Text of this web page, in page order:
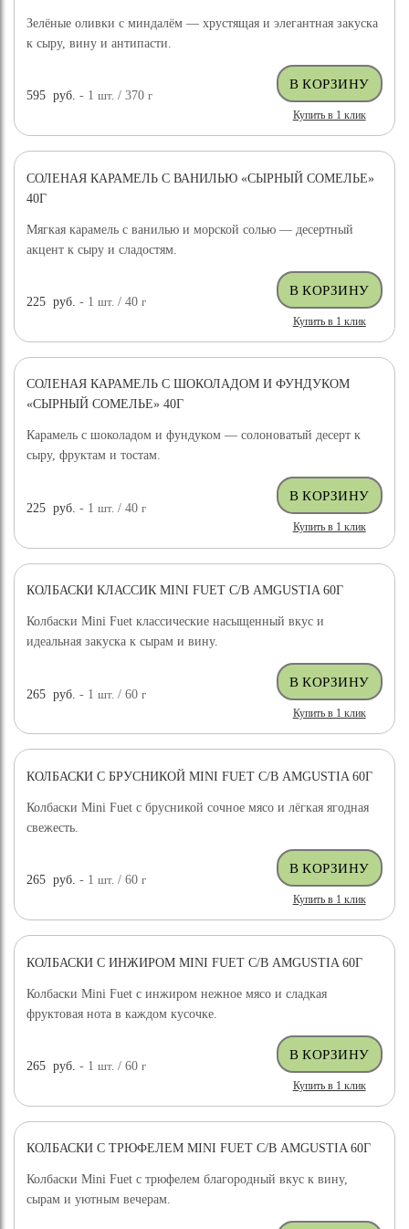
Зелёные оливки с миндалём — хрустящая и элегантная закуска
к сыру, вину и антипасти.
595 руб. - 1шт. / 370г
Купить в 1 клик
СОЛЕНАЯ КАРАМЕЛЬ С ВАНИЛЬЮ «СЫРНЫЙ СОМЕЛЬЕ»
40Г
Мягкая карамель с ванилью и морской солью — десертный
акцент к сыру и сладостям.
225 руб. - 1шт. / 40г
Купить в 1 клик
СОЛЕНАЯ КАРАМЕЛЬ С ШОКОЛАДОМ И ФУНДУКОМ
«СЫРНЫЙ СОМЕЛЬЕ» 40Г
Карамель с шоколадом и фундуком — солоноватый десерт к
сыру, фруктам и тостам.
225 руб. - 1шт. / 40г
Купить в 1 клик
КОЛБАСКИ КЛАССИК MINI FUET С/В AMGUSTIA 60Г
Колбаски Mini Fuet классические насыщенный вкус и
идеальная закуска к сырам и вину.
265 руб. - 1шт. / 60г
Купить в 1 клик
КОЛБАСКИ С БРУСНИКОЙ MINI FUET С/В AMGUSTIA 60Г
Колбаски Mini Fuet с брусникой сочное мясо и лёгкая ягодная
свежесть.
265 руб. - 1шт. / 60г
Купить в 1 клик
КОЛБАСКИ С ИНЖИРОМ MINI FUET С/В AMGUSTIA 60Г
Колбаски Mini Fuet с инжиром нежное мясо и сладкая
фруктовая нота в каждом кусочке.
265 руб. - 1шт. / 60г
Купить в 1 клик
КОЛБАСКИ С ТРЮФЕЛЕМ MINI FUET С/В AMGUSTIA 60Г
Колбаски Mini Fuet с трюфелем благородный вкус к вину,
сырам и уютным вечерам.